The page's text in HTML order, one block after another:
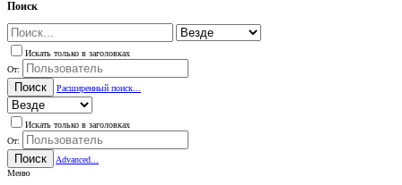
Поиск
Искать только в заголовках
От:
Поиск Расширенный поиск...
Искать только в заголовках
От:
Поиск
Advanced...
Меню